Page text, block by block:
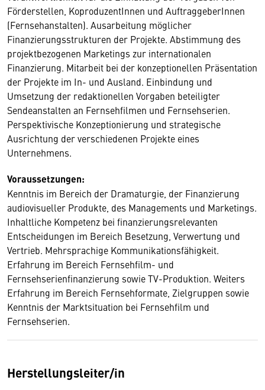
Förderstellen, KoproduzentInnen und AuftraggeberInnen
(Fernsehanstalten). Ausarbeitung möglicher
Finanzierungsstrukturen der Projekte. Abstimmung des
projektbezogenen Marketings zur internationalen
Finanzierung. Mitarbeit bei der konzeptionellen Präsentation
der Projekte im In- und Ausland. Einbindung und
Umsetzung der redaktionellen Vorgaben beteiligter
Sendeanstalten an Fernsehfilmen und Fernsehserien.
Perspektivische Konzeptionierung und strategische
Ausrichtung der verschiedenen Projekte eines
Unternehmens.
Voraussetzungen:
Kenntnis im Bereich der Dramaturgie, der Finanzierung
audiovisueller Produkte, des Managements und Marketings.
Inhaltliche Kompetenz bei finanzierungsrelevanten
Entscheidungen im Bereich Besetzung, Verwertung und
Vertrieb. Mehrsprachige Kommunikationsfähigkeit.
Erfahrung im Bereich Fernsehfilm- und
Fernsehserienfinanzierung sowie TV-Produktion. Weiters
Erfahrung im Bereich Fernsehformate, Zielgruppen sowie
Kenntnis der Marktsituation bei Fernsehfilm und
Fernsehserien.
Herstellungsleiter/in